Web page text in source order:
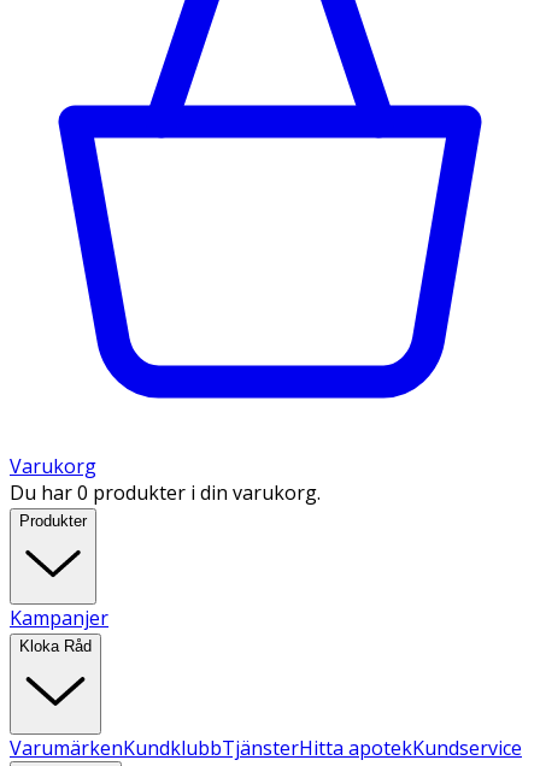
Varukorg
Du har 0 produkter i din varukorg.
Produkter
Kampanjer
Kloka Råd
VarumärkenKundklubbTjänsterHitta apotekKundservice